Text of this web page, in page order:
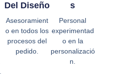
Del Diseño
Asesoramient
o en todos los
procesos del
pedido.
S
Personal
experimentad
o en la
personalizació
n.